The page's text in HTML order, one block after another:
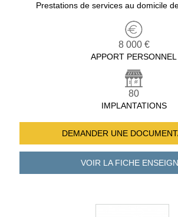
Prestations de services au domicile
8 000 €
APPORT PERSONNEL
80
IMPLANTATIONS
DEMANDER UNE
VOIR LA FICHE